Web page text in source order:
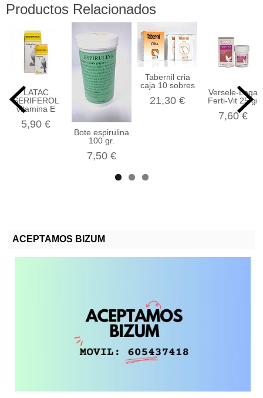
ACEPTAMOS BIZUM
Productos Relacionados
LATAC
SERIFEROL
vitamina E
5,90 €
Bote espirulina
100 gr.
7,50 €
Tabernil cria
caja 10 sobres
21,30 €
Versele-Laga
Ferti-Vit 25 gr
7,60 €